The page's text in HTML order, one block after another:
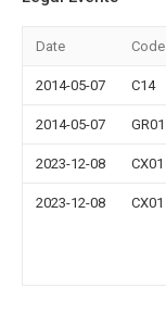
Date Code
2014-05-07 C14
2014-05-07 GR01
2023-12-08 CX01
2023-12-08 CX01